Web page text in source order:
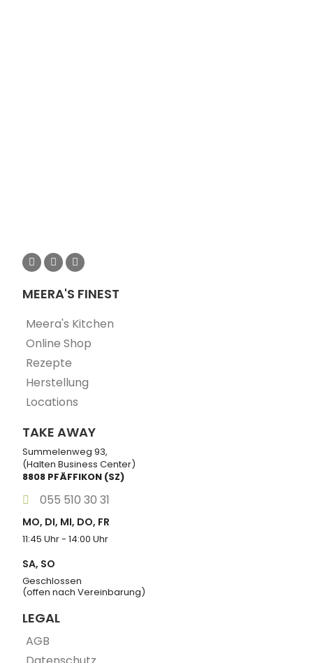
MEERA'S FINEST
Meera's Kitchen
Online Shop
Rezepte
Herstellung
Locations
TAKE AWAY
Summelenweg 93,
(Halten Business Center)
8808 PFÄFFIKON (SZ)
055 510 30 31
MO, DI, MI, DO, FR
11:45 Uhr - 14:00 Uhr
SA, SO
Geschlossen
(offen nach Vereinbarung)
LEGAL
AGB